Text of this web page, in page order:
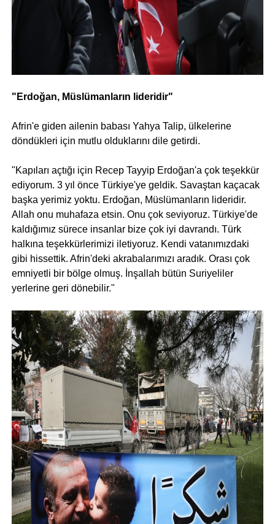
"Erdoğan, Müslümanların lideridir"
Afrin'e giden ailenin babası Yahya Talip, ülkelerine
döndükleri için mutlu olduklarını dile getirdi.
"Kapıları açtığı için Recep Tayyip Erdoğan'a çok teşekkür
ediyorum. 3 yıl önce Türkiye'ye geldik. Savaştan kaçacak
başka yerimiz yoktu. Erdoğan, Müslümanların lideridir.
Allah onu muhafaza etsin. Onu çok seviyoruz. Türkiye'de
kaldığımız sürece insanlar bize çok iyi davrandı. Türk
halkına teşekkürlerimizi iletiyoruz. Kendi vatanımızdaki
gibi hissettik. Afrin'deki akrabalarımızı aradık. Orası çok
emniyetli bir bölge olmuş. İnşallah bütün Suriyeliler
yerlerine geri dönebilir."